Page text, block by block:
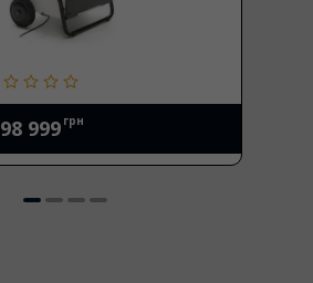
98 999 грн